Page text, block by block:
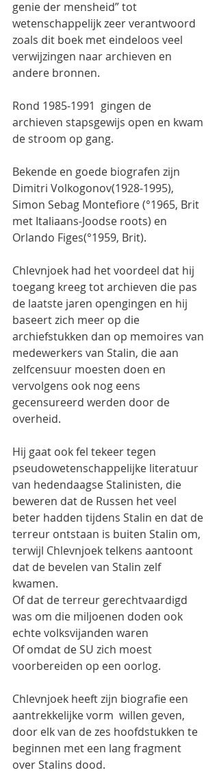
genie der mensheid” tot
wetenschappelijk zeer verantwoord
zoals dit boek met eindeloos veel
verwijzingen naar archieven en
andere bronnen.
Rond 1985-1991  gingen de
archieven stapsgewijs open en kwam
de stroom op gang.
Bekende en goede biografen zijn
Dimitri Volkogonov(1928-1995),
Simon Sebag Montefiore (°1965, Brit
met Italiaans-Joodse roots) en
Orlando Figes(°1959, Brit).
Chlevnjoek had het voordeel dat hij
toegang kreeg tot archieven die pas
de laatste jaren opengingen en hij
baseert zich meer op die
archiefstukken dan op memoires van
medewerkers van Stalin, die aan
zelfcensuur moesten doen en
vervolgens ook nog eens
gecensureerd werden door de
overheid.
Hij gaat ook fel tekeer tegen
pseudowetenschappelijke literatuur
van hedendaagse Stalinisten, die
beweren dat de Russen het veel
beter hadden tijdens Stalin en dat de
terreur ontstaan is buiten Stalin om,
terwijl Chlevnjoek telkens aantoont
dat de bevelen van Stalin zelf
kwamen.
Of dat de terreur gerechtvaardigd
was om die miljoenen doden ook
echte volksvijanden waren
Of omdat de SU zich moest
voorbereiden op een oorlog.
Chlevnjoek heeft zijn biografie een
aantrekkelijke vorm  willen geven,
door elk van de zes hoofdstukken te
beginnen met een lang fragment
over Stalins dood.